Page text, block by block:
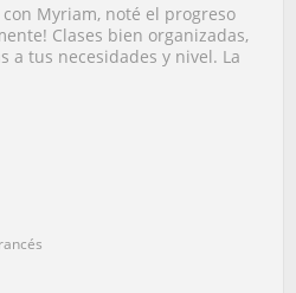
Myriam, noté el progreso
Clases bien organizadas,
a tus necesidades y nivel. La